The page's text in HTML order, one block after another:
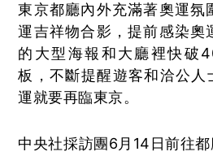
東京都廳內外充滿著奧運氛
運吉祥物合影，提前感染奧
的大型海報和大廳裡快破
板，不斷提醒遊客和洽公
運就要再臨東京。
中央社採訪團6月14日前往